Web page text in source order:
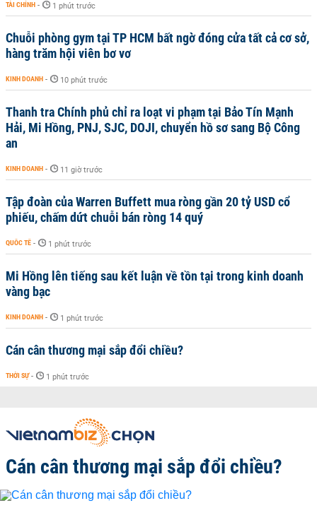
TÀI CHÍNH - 1 phút trước
Chuỗi phòng gym tại TP HCM bất ngờ đóng cửa tất cả cơ sở,
hàng trăm hội viên bơ vơ
KINH DOANH - 10 phút trước
Thanh tra Chính phủ chỉ ra loạt vi phạm tại Bảo Tín Mạnh
Hải, Mi Hồng, PNJ, SJC, DOJI, chuyển hồ sơ sang Bộ Công
an
KINH DOANH - 11 giờ trước
Tập đoàn của Warren Buffett mua ròng gần 20 tỷ USD cổ
phiếu, chấm dứt chuỗi bán ròng 14 quý
QUỐC TẾ - 1 phút trước
Mi Hồng lên tiếng sau kết luận về tồn tại trong kinh doanh
vàng bạc
KINH DOANH - 1 phút trước
Cán cân thương mại sắp đổi chiều?
THỜI SỰ - 1 phút trước
Cán cân thương mại sắp đổi chiều?